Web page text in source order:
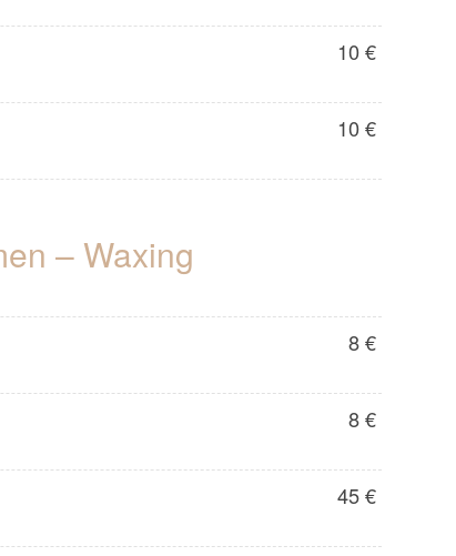
10 €
10 €
– Waxing
8 €
8 €
45 €